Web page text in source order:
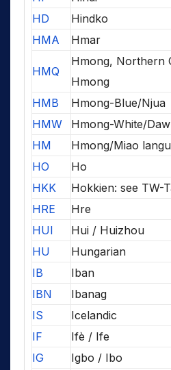
HD
Hindko
HMA
Hmar
HMQ
Hmong, Northern
Hmong
HMB
Hmong-Blue/Njua
HMW
Hmong-White/Daw
HM
Hmong/Miao
HO
Ho
HKK
Hokkien: see TW-
HRE
Hre
HUI
Hui / Huizhou
HU
Hungarian
IB
Iban
IBN
Ibanag
IS
Icelandic
IF
Ifè / Ife
IG
Igbo / Ibo